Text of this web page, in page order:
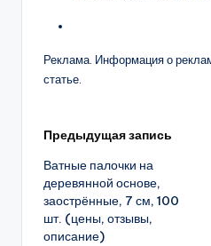
Реклама. Информация о
статье.
Навигация
записи
Предыдущая запись
Ватные палочки на
деревянной основе,
заострённые, 7 см, 100
шт. (цены, отзывы,
описание)